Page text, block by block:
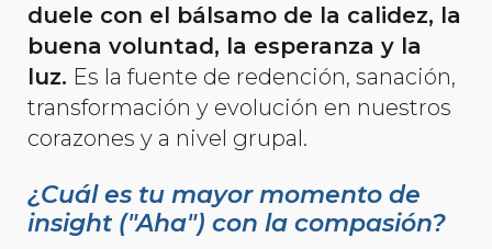
duele con el bálsamo de la calidez, la
buena voluntad, la esperanza y la
luz. Es la fuente de redención, sanación,
transformación y evolución en nuestros
corazones y a nivel grupal.
¿Cuál es tu mayor momento de
insight ("Aha") con la compasión?